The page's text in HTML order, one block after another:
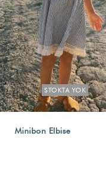
STOKTA YOK
Minibon Elbise